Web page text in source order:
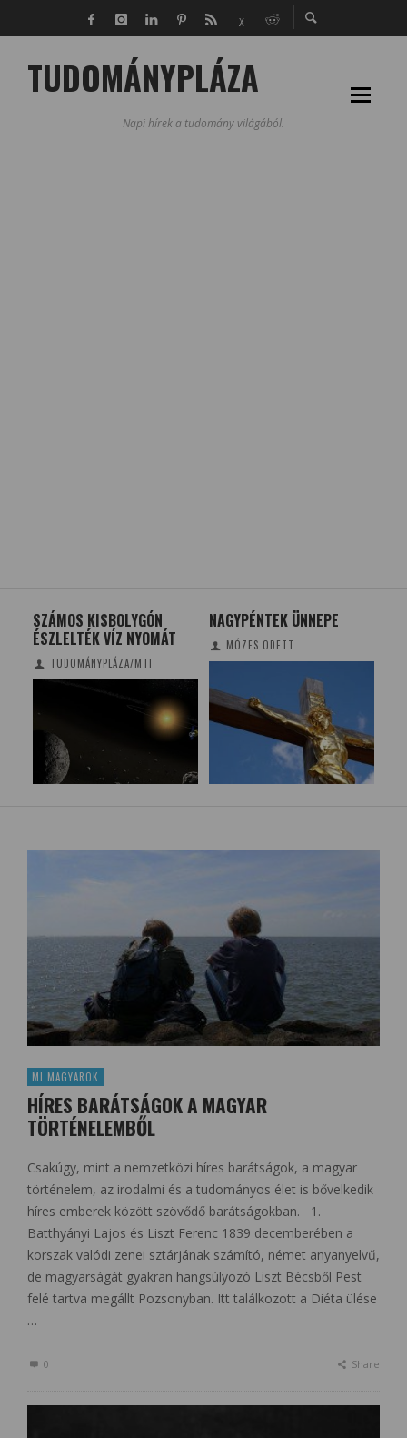
TUDOMÁNYPLÁZA
Napi hírek a tudomány világából.
SZÁMOS KISBOLYGÓN
ÉSZLELTÉK VÍZ NYOMÁT
TUDOMÁNYPLÁZA/MTI
NAGYPÉNTEK ÜNNEPE
MÓZES ODETT
MI MAGYAROK
HÍRES BARÁTSÁGOK A MAGYAR
TÖRTÉNELEMBŐL
Csakúgy, mint a nemzetközi híres barátságok, a magyar
történelem, az irodalmi és a tudományos élet is bővelkedik
híres emberek között szövődő barátságokban. 1.
Batthyányi Lajos és Liszt Ferenc 1839 decemberében a
korszak valódi zenei sztárjának számító, német anyanyelvű,
de magyarságát gyakran hangsúlyozó Liszt Bécsből Pest
felé tartva megállt Pozsonyban. Itt találkozott a Diéta ülése
…
0 Share